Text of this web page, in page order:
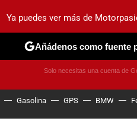
NUEVO
OBSERVATORIO F1
Gasolina GPS BMW
Ya puedes ver más de
Añádenos como fuente
Solo necesitas una cuenta de